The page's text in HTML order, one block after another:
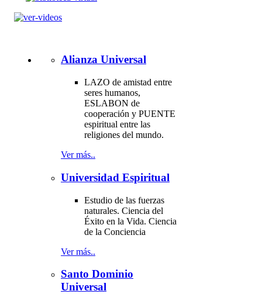
Alianza Universal
LAZO de amistad entre
seres humanos,
ESLABON de
cooperación y PUENTE
espiritual entre las
religiones del mundo.
Ver más..
Universidad Espiritual
Estudio de las fuerzas
naturales. Ciencia del
Éxito en la Vida. Ciencia
de la Conciencia
Ver más..
Santo Dominio
Universal